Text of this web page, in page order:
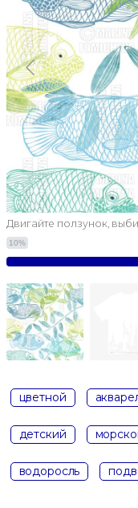
Двигайте ползунок,
10%
цветной
детский
водоросль